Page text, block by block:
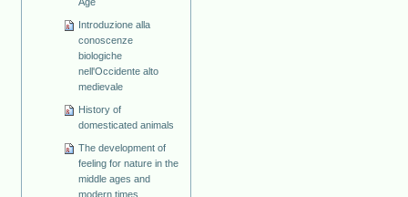
Introduzione alla
conoscenze
biologiche
nell'Occidente alto
medievale
History of
domesticated animals
The development of
feeling for nature in the
middle ages and
modern times